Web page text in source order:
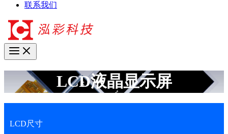
联系我们
LCD液晶显示屏
LCD尺寸